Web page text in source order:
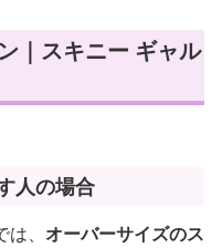
｜スキニー ギャル
人の場合
、 オーバーサイズのス